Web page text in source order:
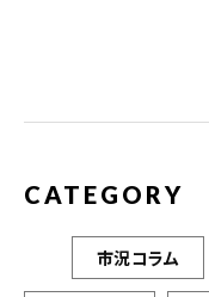
CATEGORY
市況コラム